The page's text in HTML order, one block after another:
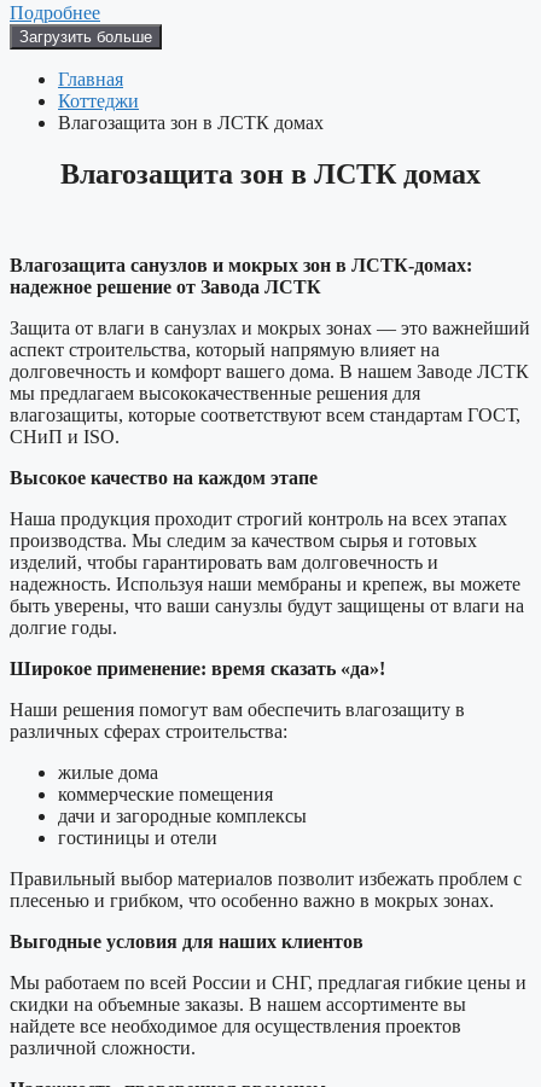
Подробнее
Загрузить больше
Главная
Коттеджи
Влагозащита зон в ЛСТК домах
Влагозащита зон в ЛСТК домах
Влагозащита санузлов и мокрых зон в ЛСТК-домах:
надежное решение от Завода ЛСТК
Защита от влаги в санузлах и мокрых зонах — это важнейший
аспект строительства, который напрямую влияет на
долговечность и комфорт вашего дома. В нашем Заводе ЛСТК
мы предлагаем высококачественные решения для
влагозащиты, которые соответствуют всем стандартам ГОСТ,
СНиП и ISO.
Высокое качество на каждом этапе
Наша продукция проходит строгий контроль на всех этапах
производства. Мы следим за качеством сырья и готовых
изделий, чтобы гарантировать вам долговечность и
надежность. Используя наши мембраны и крепеж, вы можете
быть уверены, что ваши санузлы будут защищены от влаги на
долгие годы.
Широкое применение: время сказать «да»!
Наши решения помогут вам обеспечить влагозащиту в
различных сферах строительства:
жилые дома
коммерческие помещения
дачи и загородные комплексы
гостиницы и отели
Правильный выбор материалов позволит избежать проблем с
плесенью и грибком, что особенно важно в мокрых зонах.
Выгодные условия для наших клиентов
Мы работаем по всей России и СНГ, предлагая гибкие цены и
скидки на объемные заказы. В нашем ассортименте вы
найдете все необходимое для осуществления проектов
различной сложности.